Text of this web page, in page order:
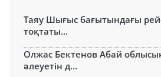
Таяу Шығыс бағытындағы
тоқтаты...
Олжас Бектенов Абай
әлеуетін д...